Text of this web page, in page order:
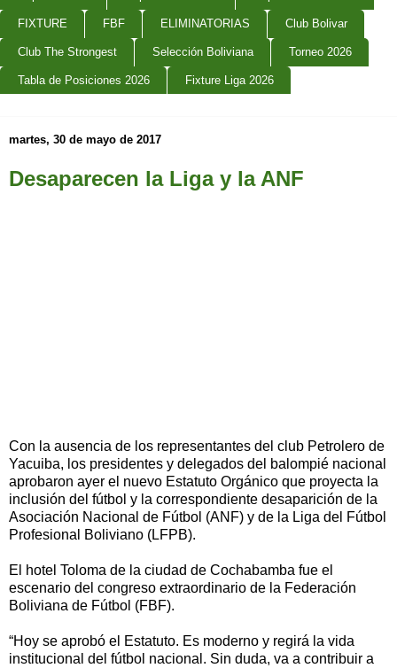
FIXTURE FBF ELIMINATORIAS Club Bolivar
Club The Strongest Selección Boliviana Torneo 2026
Tabla de Posiciones 2026 Fixture Liga 2026
martes, 30 de mayo de 2017
Desaparecen la Liga y la ANF
Con la ausencia de los representantes del club Petrolero de
Yacuiba, los presidentes y delegados del balompié nacional
aprobaron ayer el nuevo Estatuto Orgánico que proyecta la
inclusión del fútbol y la correspondiente desaparición de la
Asociación Nacional de Fútbol (ANF) y de la Liga del Fútbol
Profesional Boliviano (LFPB).
El hotel Toloma de la ciudad de Cochabamba fue el
escenario del congreso extraordinario de la Federación
Boliviana de Fútbol (FBF).
“Hoy se aprobó el Estatuto. Es moderno y regirá la vida
institucional del fútbol nacional. Sin duda, va a contribuir a